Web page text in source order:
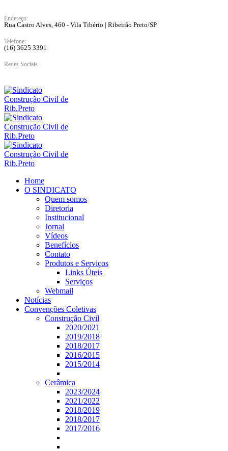
Endereço:
Rua Castro Alves, 460 - Vila Tibério | Ribeirão Preto/SP
Telefone:
(16) 3625 3391
Redes Sociais
Home
O SINDICATO
Quem somos
Diretoria
Institucional
Jornal
Vídeos
Benefícios
Contato
Produtos e Serviços
Links Úteis
Serviços
Webmail
Notícias
Convenções Coletivas
Construção Civil
2020/2021
2019/2018
2018/2017
2016/2015
2015/2014
Cerâmica
2023/2024
2021/2022
2018/2019
2018/2017
2017/2016